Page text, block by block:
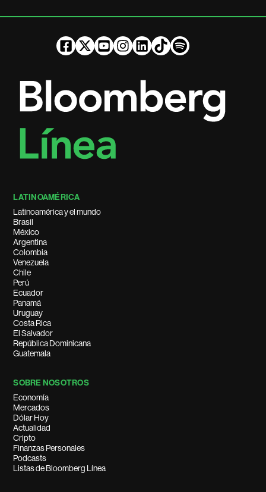
LATINOAMÉRICA
Latinoamérica y el mundo
Brasil
México
Argentina
Colombia
Venezuela
Chile
Perú
Ecuador
Panamá
Uruguay
Costa Rica
El Salvador
República Dominicana
Guatemala
SOBRE NOSOTROS
Economía
Mercados
Dólar Hoy
Actualidad
Cripto
Finanzas Personales
Podcasts
Listas de Bloomberg Línea